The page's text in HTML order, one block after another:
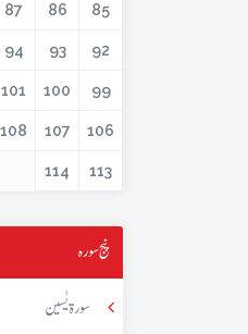
85
86
87
92
93
94
99
100
101
106
107
108
113
114
پنج سورہ
سورۃ یٰسین